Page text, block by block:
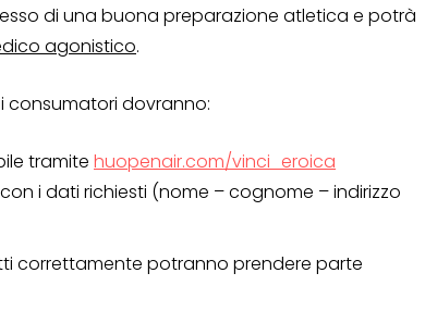
di una buona preparazione atletica e potrà
agonistico.
consumatori dovranno:
tramite huopenair.com/vinci_eroica
i dati richiesti (nome – cognome – indirizzo
correttamente potranno prendere parte